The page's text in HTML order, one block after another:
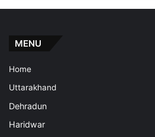
MENU
Home
Uttarakhand
Dehradun
Haridwar